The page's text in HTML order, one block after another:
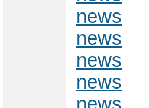
news
news
news
news
news